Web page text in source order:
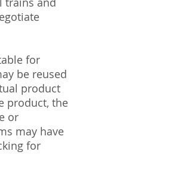
for
be reused
product
product, the
or
may have
for